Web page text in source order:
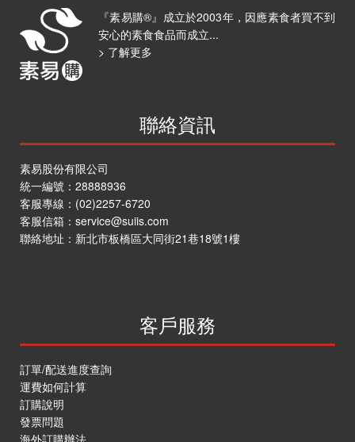
商店資訊
關於我們
訂單/配送進度查詢
運費如何計算
訂購說明
發票問題
『素易購®』成立於2003年，因應素食者買不到
安心的素食食品而成立...
> 了解更多
聯絡資訊
素易股份有限公司
統一編號：28888936
客服專線： (02)2257-6720
客服信箱： service@suiis.com
聯絡地址： 新北市板橋區大同街21巷18號1樓
客戶服務
訂單/配送進度查詢
運費如何計算
訂購說明
發票問題